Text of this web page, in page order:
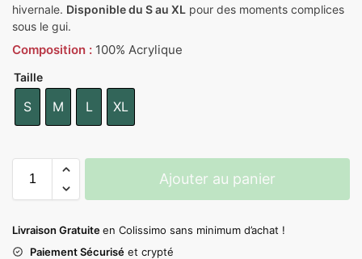
hivernale. Disponible du S au XL pour des moments complices
sous le gui.
Composition : 100% Acrylique
Taille
S M L XL
Ajouter au panier
Livraison Gratuiteen Colissimo sans minimum d’achat !
Paiement Sécurisé et crypté